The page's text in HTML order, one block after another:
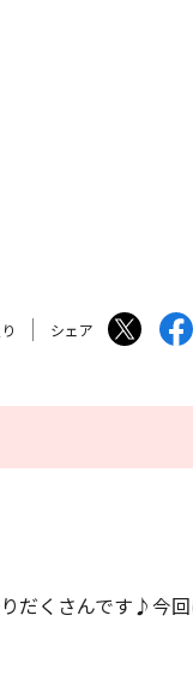
シェア
だくさんです♪今